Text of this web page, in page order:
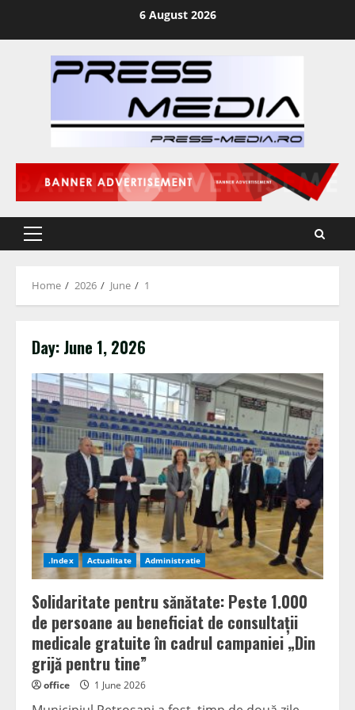
6 August 2026
Primary
Home 2026 June 1
Day: June 1, 2026
.Index Actualitate Administratie
Solidaritate pentru sănătate: Peste 1.000
de persoane au beneficiat de consultații
medicale gratuite în cadrul campaniei „Din
grijă pentru tine”
office 1 June 2026